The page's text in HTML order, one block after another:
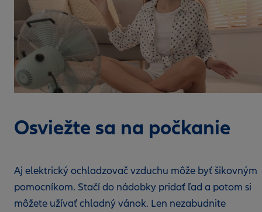
Osviežte sa na počkanie
Aj elektrický ochladzovač vzduchu môže byť šikovným
pomocníkom. Stačí do nádobky pridať ľad a potom si
môžete užívať chladný vánok. Len nezabudnite